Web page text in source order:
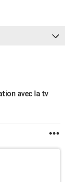
avec la tv